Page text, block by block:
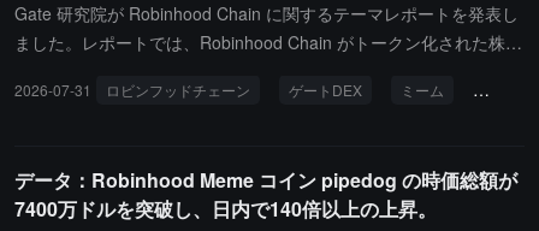
Gate 研究院が Robinhood Chain に関するテーマレポートを発表し
ました。レポートでは、Robinhood Chain がトークン化された株
ていますが、メインネットの立ち上げ初期には Meme、Launchpa
ています。CASHCAT、PONS などの人気トークンの高い回転率
は、市場が Robinhood ブランド、オンチェーンの個人投資家取引
2026-07-31 ロビンフッドチェーン ゲートDEX ミーム クロス
データ：Robinhood Meme コイン pipedog の時価総額が
7400万ドルを突破し、日内で140倍以上の上昇。